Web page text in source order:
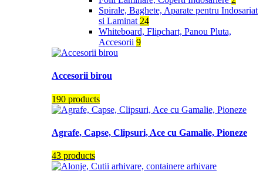
Spirale, Baghete, Aparate pentru Indosariat
si Laminat 24
Whiteboard, Flipchart, Panou Pluta,
Accesorii 9
Accesorii birou
190 products
Agrafe, Capse, Clipsuri, Ace cu Gamalie, Pioneze
43 products